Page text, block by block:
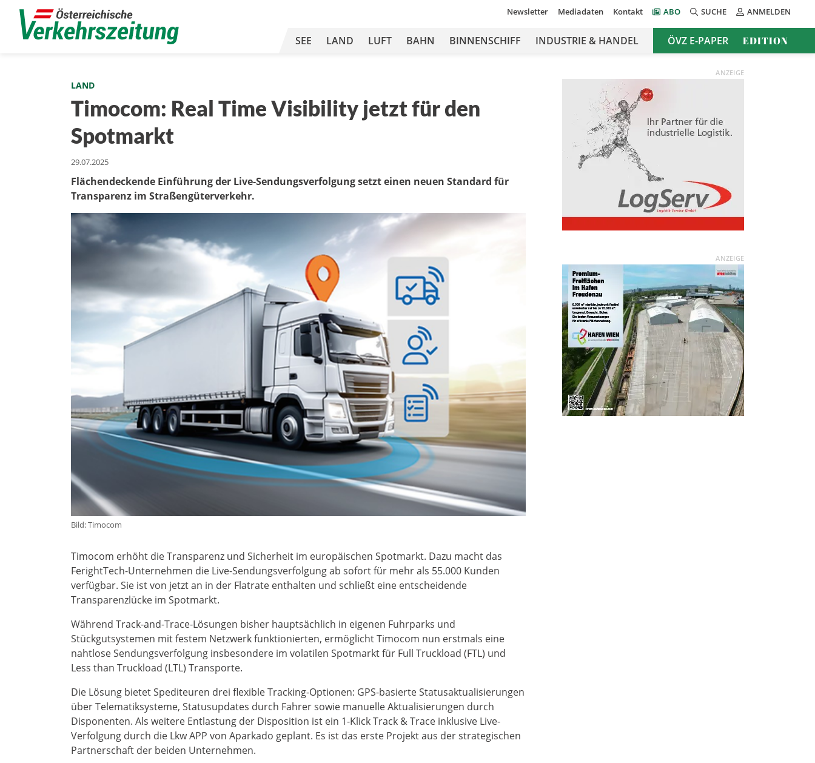
Newsletter Mediadaten Kontakt ABO SUCHE ANMELDEN
SEE LAND LUFT BAHN BINNENSCHIFF INDUSTRIE & HANDEL ÖVZ E-PAPER EDITION
LAND
Timocom: Real Time Visibility jetzt für den
Spotmarkt
29.07.2025
Flächendeckende Einführung der Live-Sendungsverfolgung setzt einen neuen Standard für
Transparenz im Straßengüterverkehr.
Bild: Timocom
Timocom erhöht die Transparenz und Sicherheit im europäischen Spotmarkt. Dazu macht das
FerightTech-Unternehmen die Live-Sendungsverfolgung ab sofort für mehr als 55.000 Kunden
verfügbar. Sie ist von jetzt an in der Flatrate enthalten und schließt eine entscheidende
Transparenzlücke im Spotmarkt.
Während Track-and-Trace-Lösungen bisher hauptsächlich in eigenen Fuhrparks und
Stückgutsystemen mit festem Netzwerk funktionierten, ermöglicht Timocom nun erstmals eine
nahtlose Sendungsverfolgung insbesondere im volatilen Spotmarkt für Full Truckload (FTL) und
Less than Truckload (LTL) Transporte.
Die Lösung bietet Spediteuren drei flexible Tracking-Optionen: GPS-basierte Statusaktualisierungen
über Telematiksysteme, Statusupdates durch Fahrer sowie manuelle Aktualisierungen durch
Disponenten. Als weitere Entlastung der Disposition ist ein 1-Klick Track & Trace inklusive Live-
Verfolgung durch die Lkw APP von Aparkado geplant. Es ist das erste Projekt aus der strategischen
Partnerschaft der beiden Unternehmen.
ANZEIGE
ANZEIGE